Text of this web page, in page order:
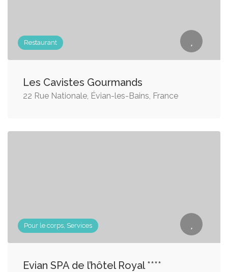
Restaurant
Les Cavistes Gourmands
22 Rue Nationale, Évian-les-Bains, France
Pour le corps, Services
Evian SPA de l’hôtel Royal ****